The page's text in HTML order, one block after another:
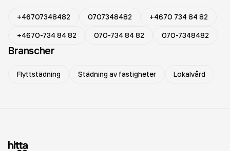
+46707348482 0707348482
+4670 734 84 82
+4670-734 84 82
070-734 84 82 070-7348482
Branscher
Flyttstädning Städning av fastigheter Lokalvård